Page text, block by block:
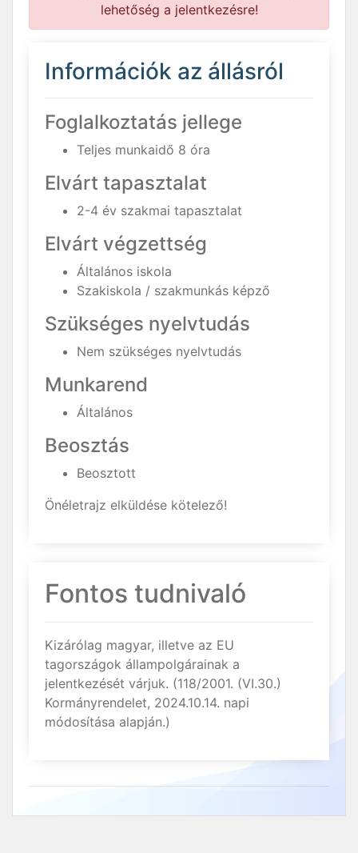
lehetőség a jelentkezésre!
Információk az állásról
Foglalkoztatás jellege
Teljes munkaidő 8 óra
Elvárt tapasztalat
2-4 év szakmai tapasztalat
Elvárt végzettség
Általános iskola
Szakiskola / szakmunkás képző
Szükséges nyelvtudás
Nem szükséges nyelvtudás
Munkarend
Általános
Beosztás
Beosztott
Önéletrajz elküldése kötelező!
Fontos tudnivaló
Kizárólag magyar, illetve az EU
tagországok állampolgárainak a
jelentkezését várjuk. (118/2001. (VI.30.)
Kormányrendelet, 2024.10.14. napi
módosítása alapján.)